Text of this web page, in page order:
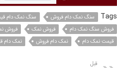
Tags
سنگ نمک دام فروش سنگ نمک دام
فروش سنگ نمک دام
فروش نمک فروش
قیمت نمک دام
نمک دام فروش نمک دام
قبل